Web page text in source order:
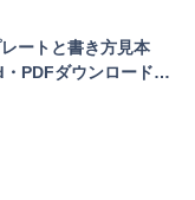
ートと書き方見本
・PDFダウンロード…